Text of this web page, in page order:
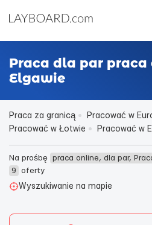
Praca dla par praca
Elgawie
Praca za granicą
Pracować w
Pracować w Łotwie
Pracować w
Na prośbę praca online, dla par,
9
oferty
Wyszukiwanie na mapie